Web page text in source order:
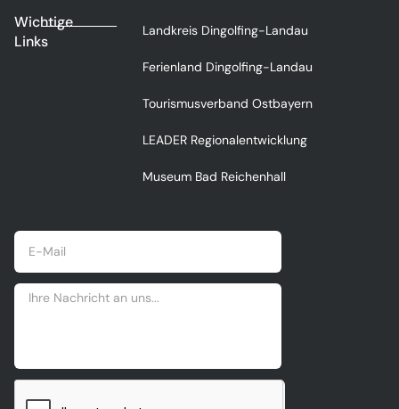
Wichtige
Links
Landkreis Dingolfing-Landau
Ferienland Dingolfing-Landau
Tourismusverband Ostbayern
LEADER Regionalentwicklung
Museum Bad Reichenhall